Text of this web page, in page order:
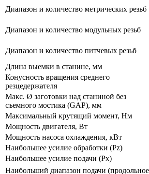
Диапазон и количество метрических резьб
Диапазон и количество модульных резьб
Диапазон и количество питчевых резьб
Длина выемки в станине, мм
Конусность вращения среднего
резцедержателя
Макс. Ø заготовки над станиной без
съемного мостика (GAP), мм
Максимальный крутящий момент, Нм
Мощность двигателя, Вт
Мощность насоса охлаждения, кВт
Наибольшее усилие обработки (Pz)
Наибольшее усилие подачи (Px)
Наибольший диапазон подачи